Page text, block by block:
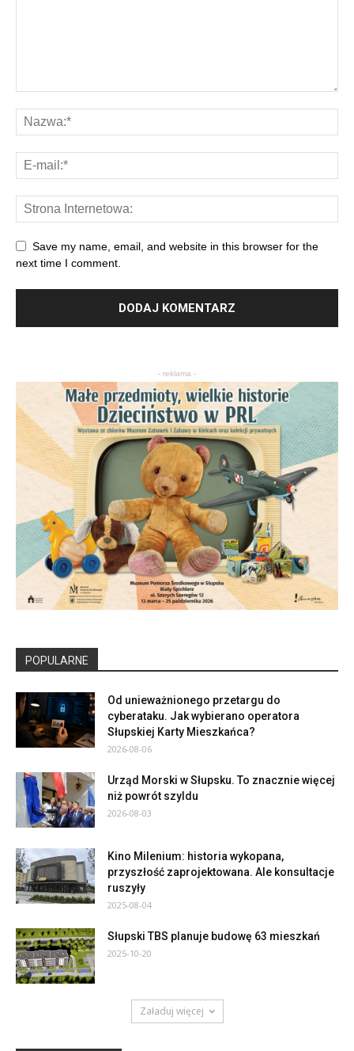
Save my name, email, and website in this browser for the
next time I comment.
- reklama -
POPULARNE
Od unieważnionego przetargu do
cyberataku. Jak wybierano operatora
Słupskiej Karty Mieszkańca?
2026-08-06
Urząd Morski w Słupsku. To znacznie więcej
niż powrót szyldu
2026-08-03
Kino Milenium: historia wykopana,
przyszłość zaprojektowana. Ale konsultacje
ruszyły
2025-08-04
Słupski TBS planuje budowę 63 mieszkań
2025-10-20
Załaduj więcej